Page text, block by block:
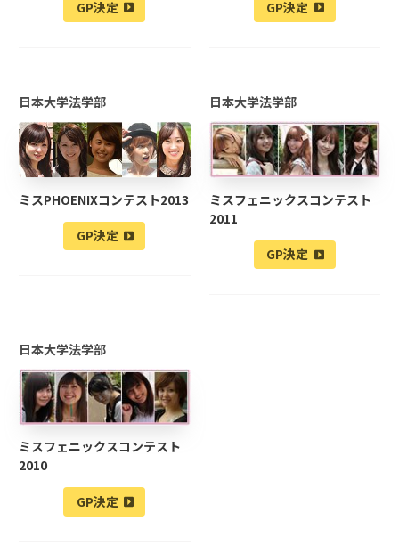
GP決定 GP決定
日本大学法学部
ミスPHOENIXコンテスト2013
GP決定
日本大学法学部
ミスフェニックスコンテスト
2011
GP決定
日本大学法学部
ミスフェニックスコンテスト
2010
GP決定